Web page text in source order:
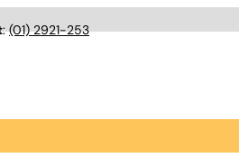
:(01) 2921-253